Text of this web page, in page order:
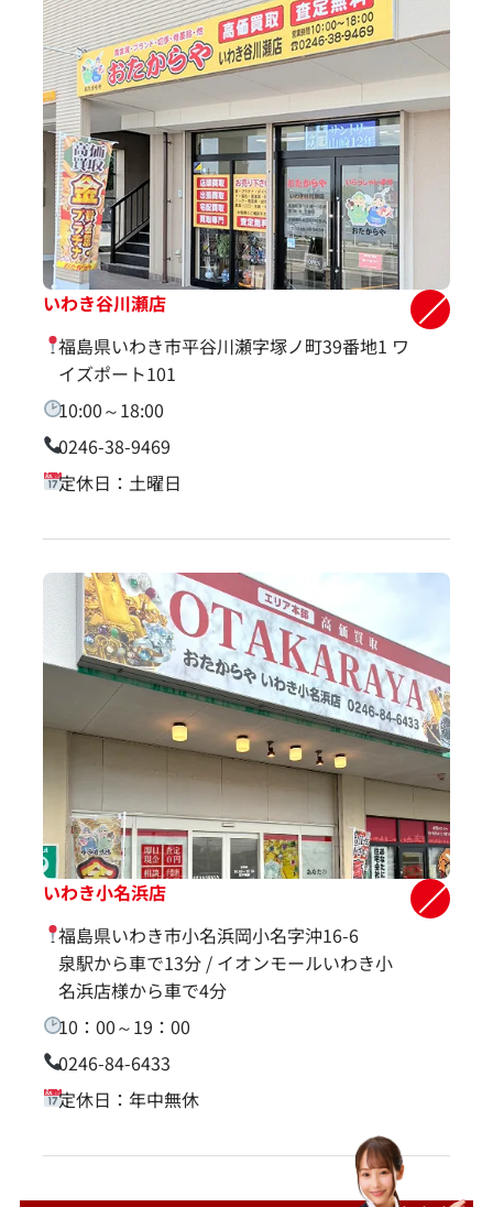
いわき谷川瀬店
福島県いわき市平谷川瀬字塚ノ町39番地1 ワ
イズポート101
10:00～18:00
0246-38-9469
定休日：土曜日
いわき小名浜店
福島県いわき市小名浜岡小名字沖16-6
泉駅から車で13分 / イオンモールいわき小
名浜店様から車で4分
10：00～19：00
0246-84-6433
定休日：年中無休